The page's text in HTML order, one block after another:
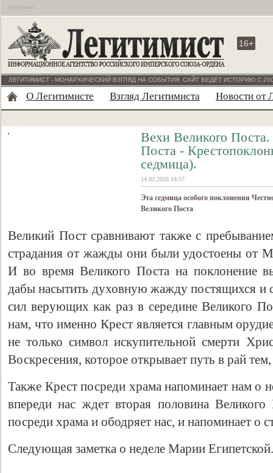
Бесплатно
16+
ЛЕГИТИМИСТ - МОНАРХИЧЕСКИЙ ВЗГЛЯД НА СОБЫТИЯ. САЙТ ВЕДЁТ ИСТОРИЮ С
О Легитимисте Взгляд Легитимиста Новости от
Вехи Великого Поста.
Поста -
седмица).
14.03.2026 18:57
Эта седмица особого поклонения
Великого Поста
Великий Пост сравнивают также с
страдания от жажды они были удостоены от
И во время Великого Поста на поклонение
дабы насытить духовную жажду постящихся и
сил верующих как раз в середине Великого
нам, что именно Крест является главным
не только символ искупительной смерти
Воскресения, которое открывает путь в рай
Также Крест посреди храма напоминает нам о
впереди нас ждет вторая половина
посреди храма и ободряет нас, и напоминает о
Следующая заметка о неделе Марии Египетской.